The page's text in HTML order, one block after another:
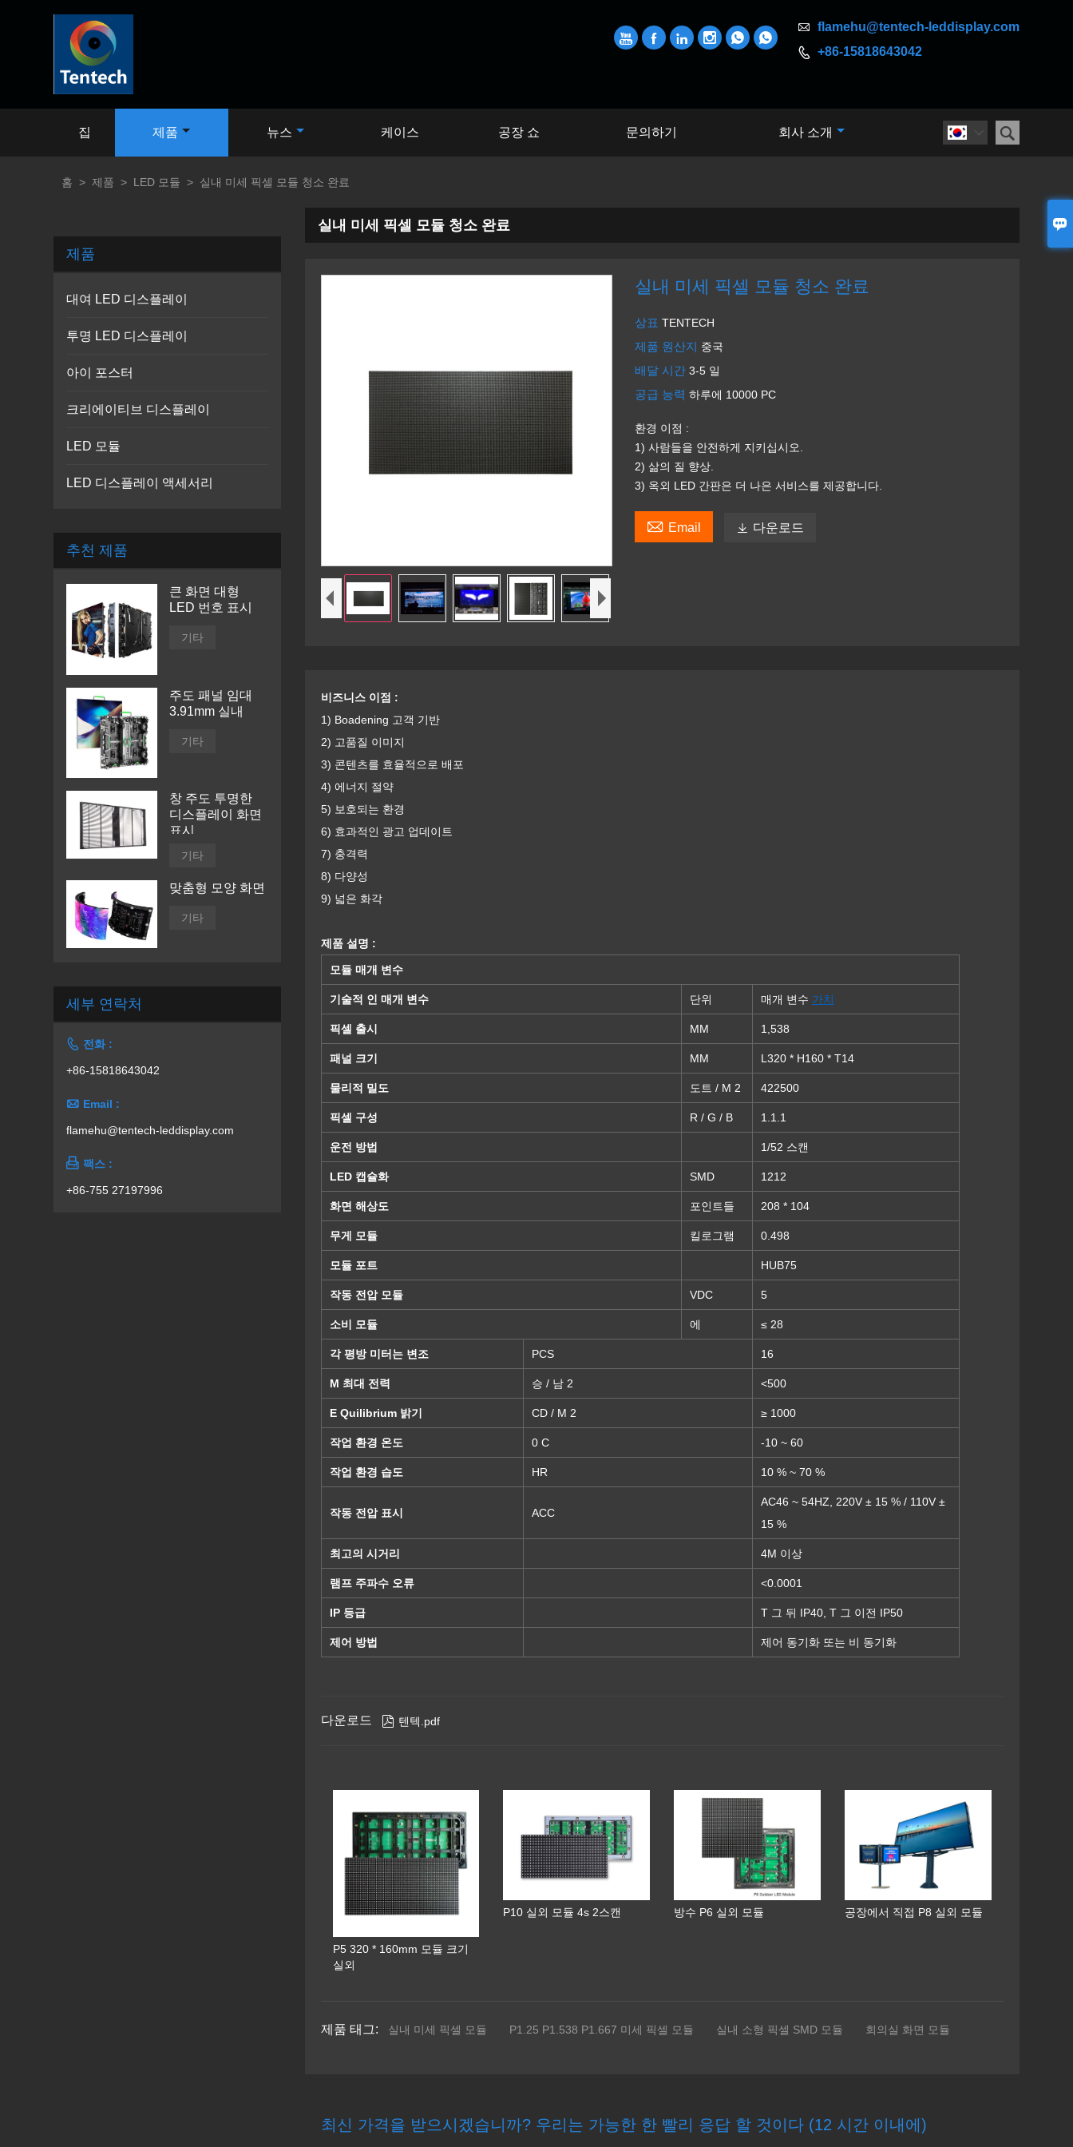

 flamehu@tentech-leddisplay.com
 +86-15818643042
     
 
집 제품 뉴스 케이스 공장 쇼 문의하기 회사 소개
홈 > 제품 > LED 모듈 > 실내 미세 픽셀 모듈 청소 완료
실내 미세 픽셀 모듈 청소 완료
실내 미세 픽셀 모듈 청소 완료
상표TENTECH
제품 원산지 중국
배달 시간3-5 일
공급 능력하루에 10000 PC
환경 이점 :
1) 사람들을 안전하게 지키십시오.
2) 삶의 질 향상.
3) 옥외 LED 간판은 더 나은 서비스를 제공합니다.
 Email  다운로드
비즈니스 이점 :
1) Boadening 고객 기반
2) 고품질 이미지
3) 콘텐츠를 효율적으로 배포
4) 에너지 절약
5) 보호되는 환경
6) 효과적인 광고 업데이트
7) 충격력
8) 다양성
9) 넓은 화각
제품 설명 :
모듈 매개 변수
기술적 인 매개 변수 단위 매개 변수 가치
픽셀 출시 MM 1,538
패널 크기 MM L320 * H160 * T14
물리적 밀도 도트 / M 2 422500
픽셀 구성 R / G / B 1.1.1
운전 방법 1/52 스캔
LED 캡슐화 SMD 1212
화면 해상도 포인트들 208 * 104
무게 모듈 킬로그램 0.498
모듈 포트 HUB75
작동 전압 모듈 VDC 5
소비 모듈 에 ≤ 28
각 평방 미터는 변조 PCS 16
M 최대 전력 승 / 남 2 <500
E Quilibrium 밝기 CD / M 2 ≥ 1000
작업 환경 온도 0 C -10 ~ 60
작업 환경 습도 HR 10 % ~ 70 %
작동 전압 표시 ACC
AC46 ~ 54HZ, 220V ± 15 % / 110V ±
15 %
최고의 시거리 4M 이상
램프 주파수 오류 <0.0001
IP 등급 T 그 뒤 IP40, T 그 이전 IP50
제어 방법 제어 동기화 또는 비 동기화
다운로드  텐텍.pdf
P5 320 * 160mm 모듈 크기
실외
P10 실외 모듈 4s 2스캔 방수 P6 실외 모듈 공장에서 직접 P8 실외 모듈
제품 태그: 실내 미세 픽셀 모듈 P1.25 P1.538 P1.667 미세 픽셀 모듈 실내 소형 픽셀 SMD 모듈 회의실 화면 모듈
최신 가격을 받으시겠습니까? 우리는 가능한 한 빨리 응답 할 것이다 (12 시간 이내에)
제품
대여 LED 디스플레이
투명 LED 디스플레이
아이 포스터
크리에이티브 디스플레이
LED 모듈
LED 디스플레이 액세서리
추천 제품
큰 화면 대형
LED 번호 표시
기타
주도 패널 임대
3.91mm 실내
기타
창 주도 투명한
디스플레이 화면
표시
기타
맞춤형 모양 화면
기타
세부 연락처
 전화 :
+86-15818643042
 Email :
flamehu@tentech-leddisplay.com
 팩스 :
+86-755 27197996